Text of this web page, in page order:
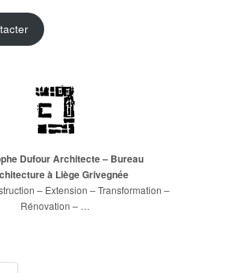
Dufour Architecte – Bureau
à Liège Grivegnée
– Extension – Transformation –
Rénovation – …